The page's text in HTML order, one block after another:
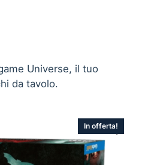
Universe, il tuo
da tavolo.
In offerta!